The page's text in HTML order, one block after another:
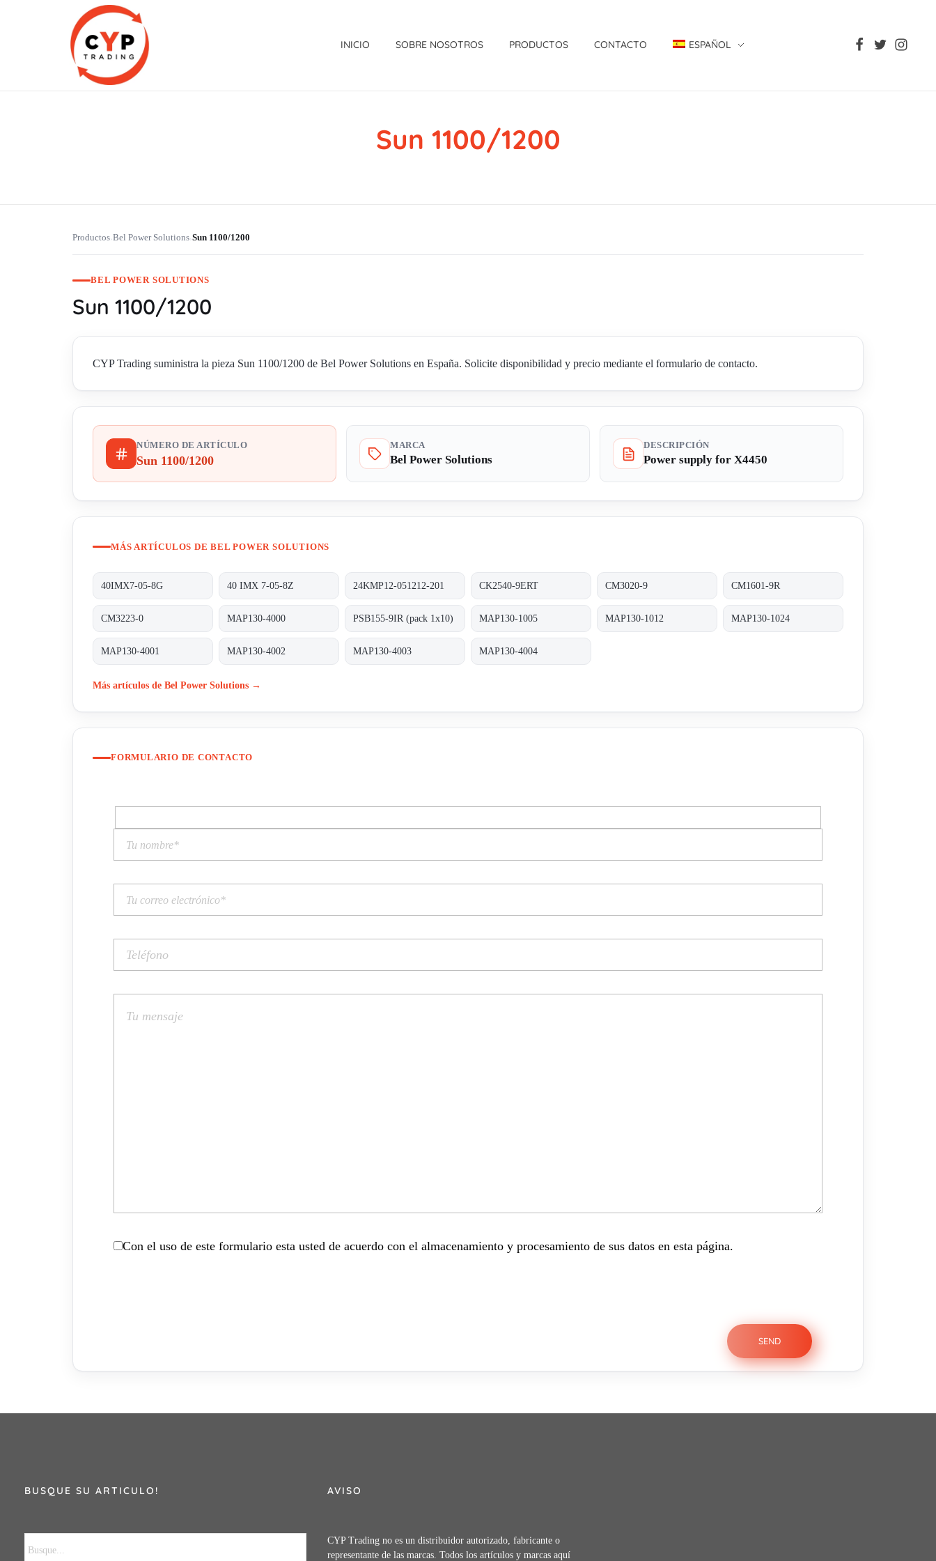
INICIO SOBRE NOSOTROS PRODUCTOS CONTACTO ESPAÑOL
Sun 1100/1200
Productos›Bel Power Solutions›Sun 1100/1200
BEL POWER SOLUTIONS
Sun 1100/1200
CYP Trading suministra la pieza Sun 1100/1200 de Bel Power Solutions en España. Solicite disponibilidad y precio mediante el formulario de contacto.
NÚMERO DE ARTÍCULO
Sun 1100/1200
MARCA
Bel Power Solutions
DESCRIPCIÓN
Power supply for X4450
MÁS ARTÍCULOS DE BEL POWER SOLUTIONS
40IMX7-05-8G 40 IMX 7-05-8Z 24KMP12-051212-201 CK2540-9ERT CM3020-9 CM1601-9R
CM3223-0 MAP130-4000 PSB155-9IR (pack 1x10) MAP130-1005 MAP130-1012 MAP130-1024
MAP130-4001 MAP130-4002 MAP130-4003 MAP130-4004
Más artículos de Bel Power Solutions →
FORMULARIO DE CONTACTO
Con el uso de este formulario esta usted de acuerdo con el almacenamiento y procesamiento de sus datos en esta página.
BUSQUE SU ARTICULO! AVISO
CYP Trading no es un distribuidor autorizado, fabricante o
representante de las marcas. Todos los artículos y marcas aquí